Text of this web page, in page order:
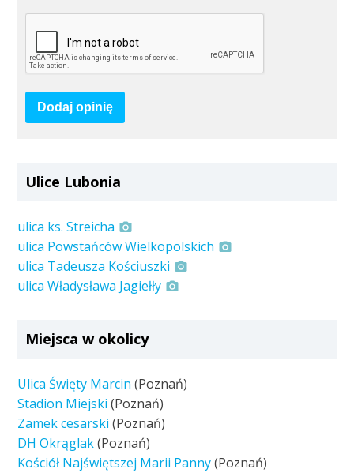
Dodaj opinię
Ulice Lubonia
ulica ks. Streicha
ulica Powstańców Wielkopolskich
ulica Tadeusza Kościuszki
ulica Władysława Jagiełły
Miejsca w okolicy
Ulica Święty Marcin (Poznań)
Stadion Miejski (Poznań)
Zamek cesarski (Poznań)
DH Okrąglak(Poznań)
Kościół Najświętszej Marii Panny(Poznań)